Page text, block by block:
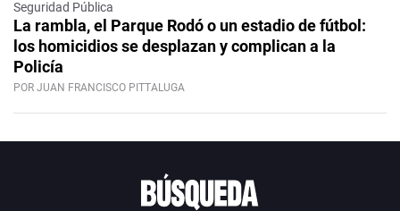
Seguridad Pública
La rambla, el Parque Rodó o un estadio de fútbol:
los homicidios se desplazan y complican a la
Policía
POR JUAN FRANCISCO PITTALUGA